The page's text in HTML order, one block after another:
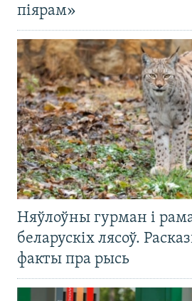
піярам»
Няўлоўны гурман і
беларускіх лясоў.
факты пра рысь